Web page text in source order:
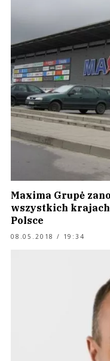
Maxima Grupė
wszystkich
Polsce
08.05.2018 / 19:34